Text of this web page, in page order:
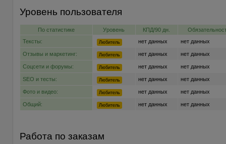
Уровень пользователя
По статистике Уровень КПД/90 дн.
Тексты:
Любитель нет данных нет данных
Отзывы и маркетинг: Любитель нет данных нет данных
Соцсети и форумы: Любитель нет данных нет данных
SEO и тесты: Любитель нет данных нет данных
Фото и видео: Любитель нет данных нет данных
Общий: Любитель нет данных нет данных
Работа по заказам